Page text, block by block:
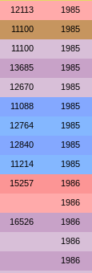
12113 1985
11100 1985
11100 1985
13685 1985
12670 1985
11088 1985
12764 1985
12840 1985
11214 1985
15257 1986
1986
16526 1986
1986
1986